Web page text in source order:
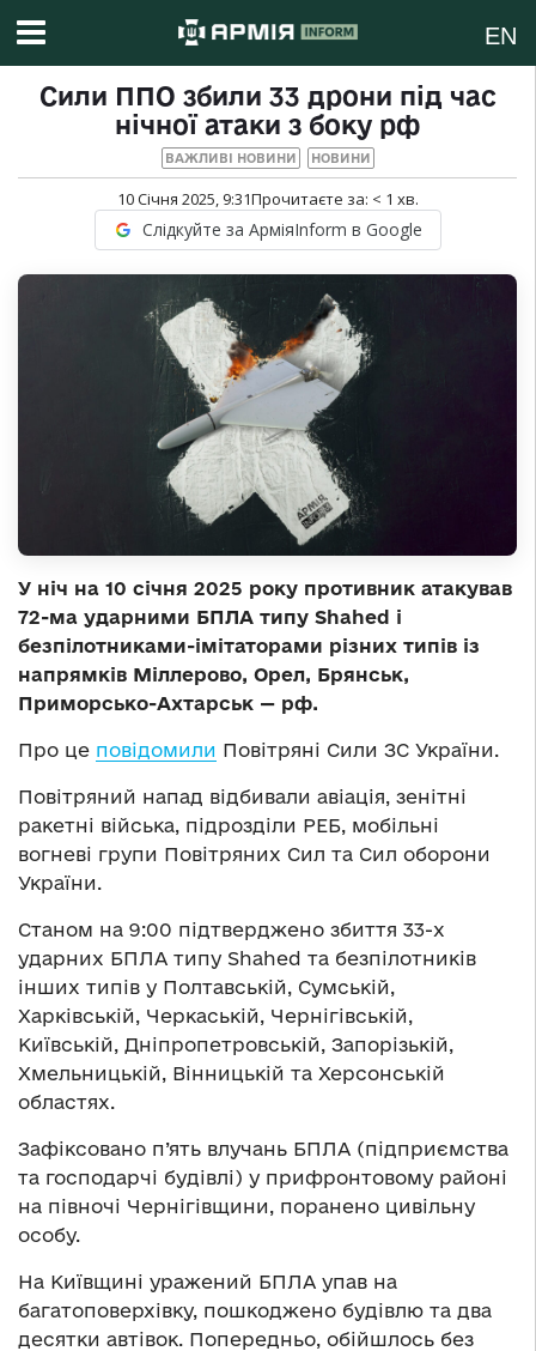
EN
Сили ППО збили 33 дрони під час
нічної атаки з боку рф
ВАЖЛИВІ НОВИНИ НОВИНИ
10 Січня 2025, 9:31Прочитаєте за: < 1 хв.
Слідкуйте за АрміяInform в Google
У ніч на 10 січня 2025 року противник атакував
72-ма ударними БПЛА типу Shahed і
безпілотниками-імітаторами різних типів із
напрямків Міллерово, Орел, Брянськ,
Приморсько-Ахтарськ — рф.
Про це повідомили Повітряні Сили ЗС України.
Повітряний напад відбивали авіація, зенітні
ракетні війська, підрозділи РЕБ, мобільні
вогневі групи Повітряних Сил та Сил оборони
України.
Станом на 9:00 підтверджено збиття 33-х
ударних БПЛА типу Shahed та безпілотників
інших типів у Полтавській, Сумській,
Харківській, Черкаській, Чернігівській,
Київській, Дніпропетровській, Запорізькій,
Хмельницькій, Вінницькій та Херсонській
областях.
Зафіксовано п’ять влучань БПЛА (підприємства
та господарчі будівлі) у прифронтовому районі
на півночі Чернігівщини, поранено цивільну
особу.
На Київщині уражений БПЛА упав на
багатоповерхівку, пошкоджено будівлю та два
десятки автівок. Попередньо, обійшлось без